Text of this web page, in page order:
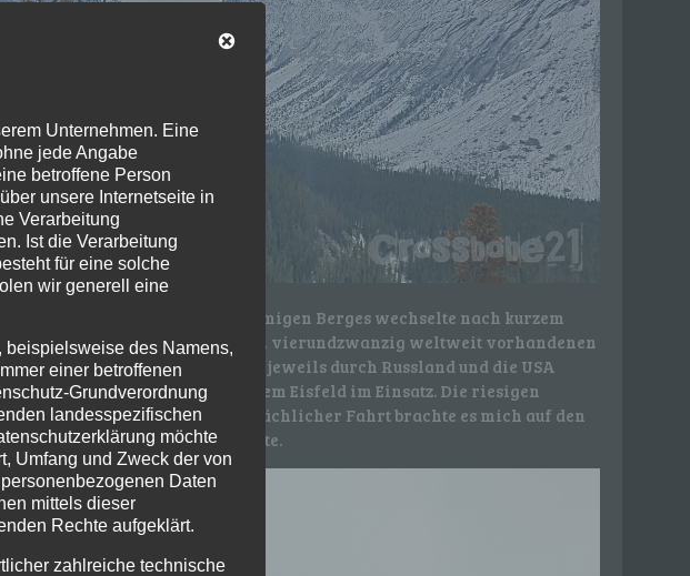
Gletschers und des gleichnamigen Berges wechselte nach kurzem
nach Aussagen des Betreibers, vierundzwanzig weltweit vorhandenen
lediglich zwei in der Antarktis jeweils durch Russland und die USA
sind alle auf dem Eisfeld im Einsatz. Die riesigen
Anblick dar und mit gemächlicher Fahrt brachte es mich auf den
Gletschern die das Eisfeld nährte.
Unternehmen. Eine
jede Angabe
betroffene Person
unsere Internetseite in
Verarbeitung
Ist die Verarbeitung
für eine solche
wir generell eine
beispielsweise des Namens,
einer betroffenen
Grundverordnung
landesspezifischen
möchte
Umfang und Zweck der von
Daten
mittels dieser
Rechte aufgeklärt.
zahlreiche technische